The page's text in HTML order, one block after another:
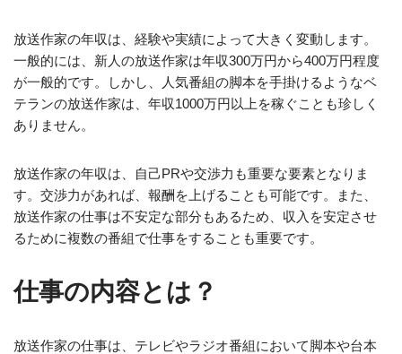
放送作家の年収は、経験や実績によって大きく変動します。
一般的には、新人の放送作家は年収300万円から400万円程度
が一般的です。しかし、人気番組の脚本を手掛けるようなベ
テランの放送作家は、年収1000万円以上を稼ぐことも珍しく
ありません。
放送作家の年収は、自己PRや交渉力も重要な要素となりま
す。交渉力があれば、報酬を上げることも可能です。また、
放送作家の仕事は不安定な部分もあるため、収入を安定させ
るために複数の番組で仕事をすることも重要です。
仕事の内容とは？
放送作家の仕事は、テレビやラジオ番組において脚本や台本